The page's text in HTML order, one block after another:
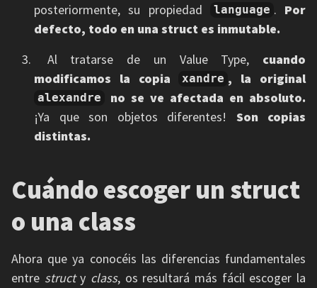
posteriormente, su propiedad
language . Por
defecto, todo en una struct es inmutable.
Al tratarse de un Value Type, cuando
modificamos la copia
xandre , la original
alexandre
no se ve afectada en absoluto.
¡Ya que son objetos diferentes! Son copias
distintas.
Cuándo escoger un struct
o una class
Ahora que ya conocéis las diferencias fundamentales
entre structy class, os resultará más fácil escoger la